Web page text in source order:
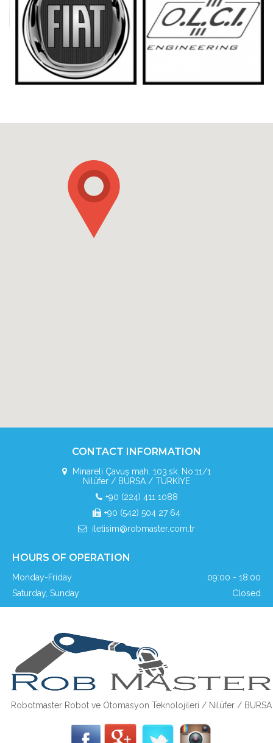
CONTACT INFORMATION
Minareli Çavuş mah. 103.sk. No:11/1
Nilüfer / BURSA / TÜRKİYE
+90 (224) 411 1088
+90 (542) 504 27 64
iletisim@robmaster.com.tr
HOURS OF OPERATION
Monday-Friday
09:00 - 18:00
Saturday, Sunday
Closed
Robotmaster Robot ve Otomasyon Teknolojileri / Nilüfer / BURSA